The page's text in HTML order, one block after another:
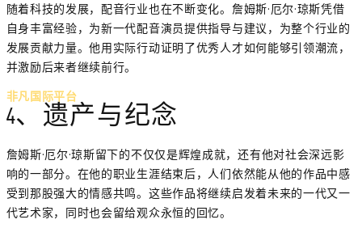
随着科技的发展，配音行业也在不断变化。詹姆斯·厄尔·琼斯凭借
自身丰富经验，为新一代配音演员提供指导与建议，为整个行业的
发展贡献力量。他用实际行动证明了优秀人才如何能够引领潮流，
并激励后来者继续前行。
非凡国际平台
4、遗产与纪念
詹姆斯·厄尔·琼斯留下的不仅仅是辉煌成就，还有他对社会深远影
响的一部分。在他的职业生涯结束后，人们依然能从他的作品中感
受到那股强大的情感共鸣。这些作品将继续启发着未来的一代又一
代艺术家，同时也会留给观众永恒的回忆。